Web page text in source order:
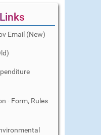
Email (New)
- Form, Rules